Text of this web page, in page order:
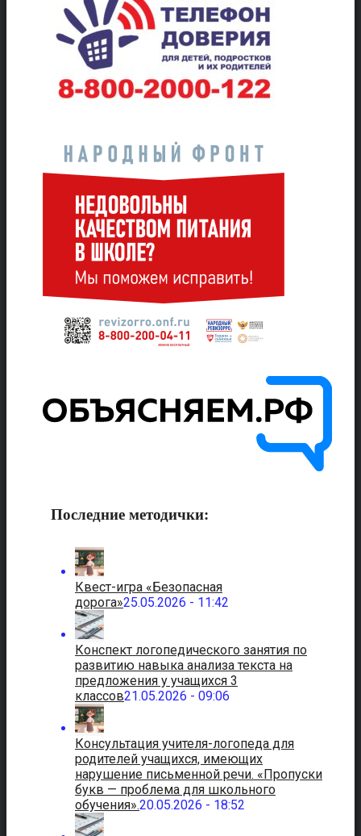
Последние методички:
Квест-игра «Безопасная
дорога»25.05.2026 - 11:42
Конспект логопедического занятия по
развитию навыка анализа текста на
предложения у учащихся 3
классов21.05.2026 - 09:06
Консультация учителя-логопеда для
родителей учащихся, имеющих
нарушение письменной речи. «Пропуски
букв — проблема для школьного
обучения».20.05.2026 - 18:52